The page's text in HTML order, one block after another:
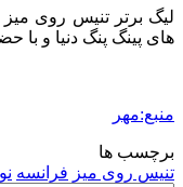
های پینگ پنگ دنیا و با
منبع:مهر
برچسب ها
تنیس روی میز فرانسه